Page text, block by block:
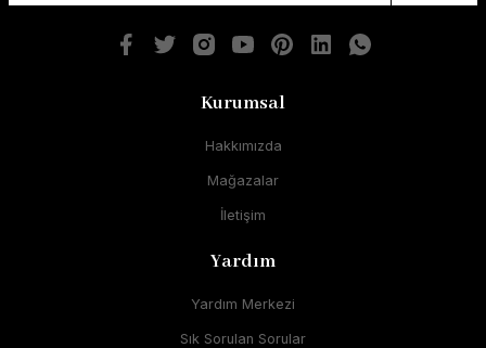
Kurumsal
Hakkımızda
Mağazalar
İletişim
Yardım
Yardım Merkezi
Sık Sorulan Sorular